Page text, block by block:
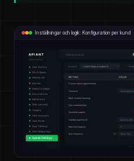
Inställningar och logik: Konfiguration per kund